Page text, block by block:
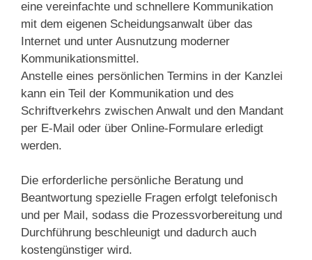
eine vereinfachte und schnellere Kommunikation
mit dem eigenen Scheidungsanwalt über das
Internet und unter Ausnutzung moderner
Kommunikationsmittel.
Anstelle eines persönlichen Termins in der Kanzlei
kann ein Teil der Kommunikation und des
Schriftverkehrs zwischen Anwalt und den Mandant
per E-Mail oder über Online-Formulare erledigt
werden.
Die erforderliche persönliche Beratung und
Beantwortung spezielle Fragen erfolgt telefonisch
und per Mail, sodass die Prozessvorbereitung und
Durchführung beschleunigt und dadurch auch
kostengünstiger wird.